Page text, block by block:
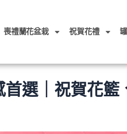
喪禮蘭花盆栽 祝賀花禮
首選｜祝賀花